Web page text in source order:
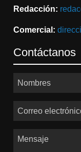
Redacción:
Comercial:
Contáctanos
Nombres
Correo electrónico
Mensaje